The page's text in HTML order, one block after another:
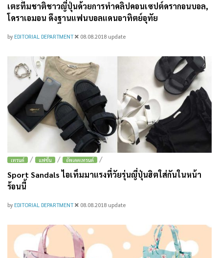
เตะทีมชาติชาวญี่ปุ่นด้วยการทำคลิปคอนเซปต์ดรากอนบอล,
โดราเอมอน ดึงฐานแฟนบอลแดนอาทิตย์อุทัย
by EDITORIAL DEPARTMENT 08.08.2018 update
เทรนด์ / แฟชั่น / อัพเดตเทรนด์ /
Sport Sandals ไอเท็มมาแรงที่วัยรุ่นญี่ปุ่นฮิตใส่กันในหน้า
ร้อนนี้
by EDITORIAL DEPARTMENT 08.08.2018 update